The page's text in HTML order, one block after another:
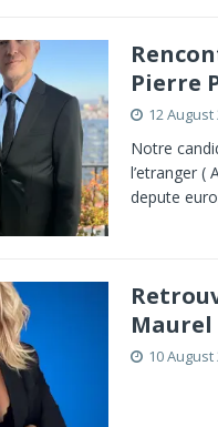
Pierre
12 August
Notre
l’etranger (
depute
Maurel
10 August